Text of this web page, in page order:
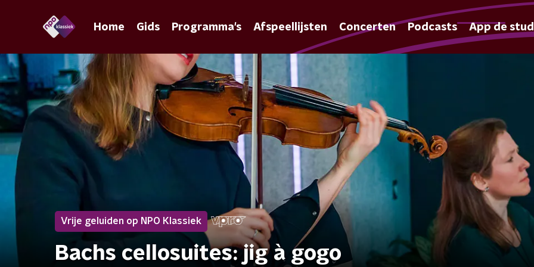
Home Gids Programma's Afspeellijsten Concerten Podcasts App de
Vrije geluiden op NPO Klassiek
Bachs cellosuites: jig à gogo